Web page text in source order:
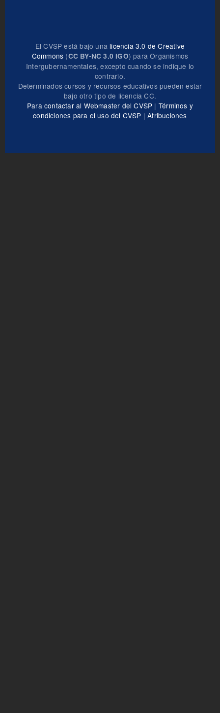
El CVSP está bajo una licencia 3.0 de Creative
Commons (CC BY-NC 3.0 IGO) para Organismos
Intergubernamentales, excepto cuando se indique lo
contrario.
Determinados cursos y recursos educativos pueden estar
bajo otro tipo de licencia CC.
Para contactar al Webmaster del CVSP | Términos y
condiciones para el uso del CVSP |Atribuciones